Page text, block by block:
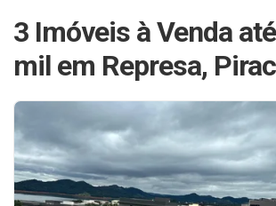
3 Imóveis à Venda
mil em Represa,